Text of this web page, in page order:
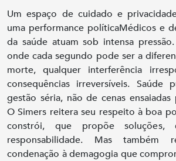
Um espaço de cuidado e
uma performance políticaMédicos e
da saúde atuam sob intensa
onde cada segundo pode ser a
morte, qualquer interferência
consequências irreversíveis. Saúde
gestão séria, não de cenas ensaiadas
O Simers reitera seu respeito à boa
constrói, que propõe soluções,
responsabilidade. Mas também
condenação à demagogia que